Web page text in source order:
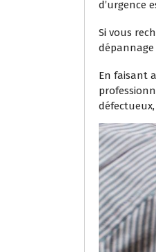
d’urgence
Si vous
dépannage
En faisant